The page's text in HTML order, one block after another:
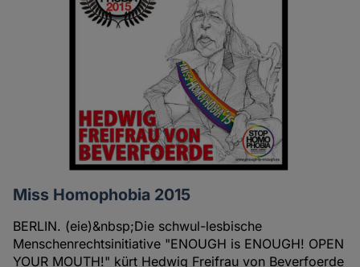
Miss Homophobia 2015
BERLIN. (eie)&nbsp;Die schwul-lesbische
Menschenrechtsinitiative "ENOUGH is ENOUGH! OPEN
YOUR MOUTH!" kürt Hedwig Freifrau von Beverfoerde